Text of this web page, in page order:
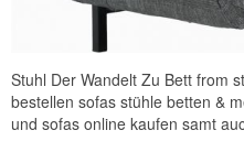
Stuhl Der Wandelt Zu Bett from
bestellen sofas stühle betten &
und sofas online kaufen samt